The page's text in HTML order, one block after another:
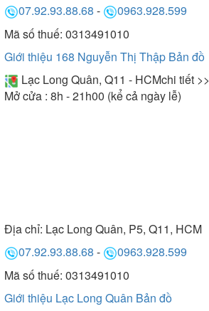
07.92.93.88.68 -
0963.928.599
Mã số thuế: 0313491010
Giới thiệu 168 Nguyễn Thị Thập Bản đồ
Lạc Long Quân, Q11 - HCMchi tiết >>
Mở cửa : 8h - 21h00 (kể cả ngày lễ)
Địa chỉ: Lạc Long Quân, P5, Q11, HCM
07.92.93.88.68 -
0963.928.599
Mã số thuế: 0313491010
Giới thiệu Lạc Long Quân Bản đồ